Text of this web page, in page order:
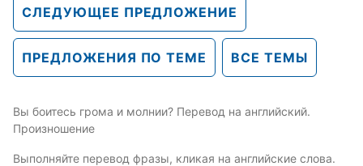
СЛЕДУЮЩЕЕ ПРЕДЛОЖЕНИЕ
ПРЕДЛОЖЕНИЯ ПО ТЕМЕ ВСЕ ТЕМЫ
Вы боитесь грома и молнии? Перевод на английский.
Произношение
Выполняйте перевод фразы, кликая на английские слова.